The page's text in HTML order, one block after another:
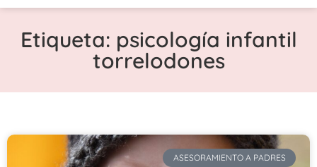
Etiqueta: psicología infantil
torrelodones
ASESORAMIENTO A PADRES